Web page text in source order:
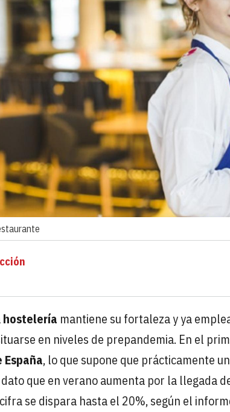
hostelería mantiene su fortaleza y ya
en niveles de prepandemia. En el
España, lo que supone que prácticamente
que en verano aumenta por la llegada
se dispara hasta el 20%, según el